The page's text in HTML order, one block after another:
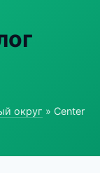
округ » Center